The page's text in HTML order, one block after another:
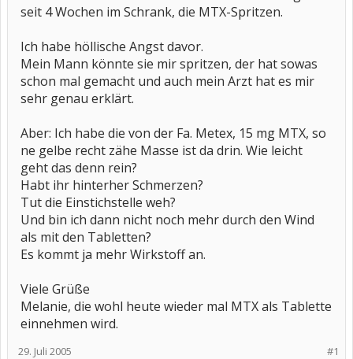
seit 4 Wochen im Schrank, die MTX-Spritzen.
Ich habe höllische Angst davor.
Mein Mann könnte sie mir spritzen, der hat sowas
schon mal gemacht und auch mein Arzt hat es mir
sehr genau erklärt.
Aber: Ich habe die von der Fa. Metex, 15 mg MTX, so
ne gelbe recht zähe Masse ist da drin. Wie leicht
geht das denn rein?
Habt ihr hinterher Schmerzen?
Tut die Einstichstelle weh?
Und bin ich dann nicht noch mehr durch den Wind
als mit den Tabletten?
Es kommt ja mehr Wirkstoff an.
Viele Grüße
Melanie, die wohl heute wieder mal MTX als Tablette
einnehmen wird.
#1
29. Juli 2005